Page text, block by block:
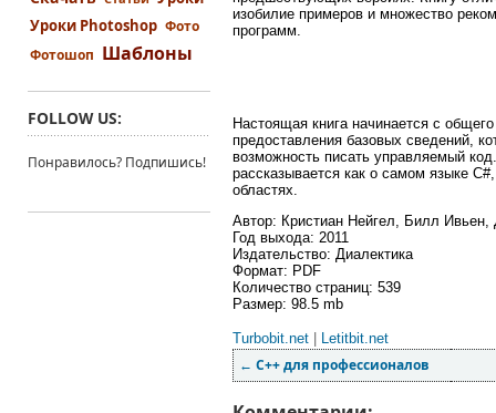
изобилие примеров и множество
программ.
Настоящая книга начинается с
предоставления базовых сведений,
возможность писать управляемый
рассказывается как о самом языке
областях.
Автор: Кристиан Нейгел, Билл
Год выхода: 2011
Издательство: Диалектика
Формат: PDF
Количество страниц: 539
Размер: 98.5 mb
Turbobit.net Letitbit.net
← C++ для профессионалов
Уроки Photoshop Фото
Фотошоп Шаблоны
FOLLOW US:
Понравилось? Подпишись!